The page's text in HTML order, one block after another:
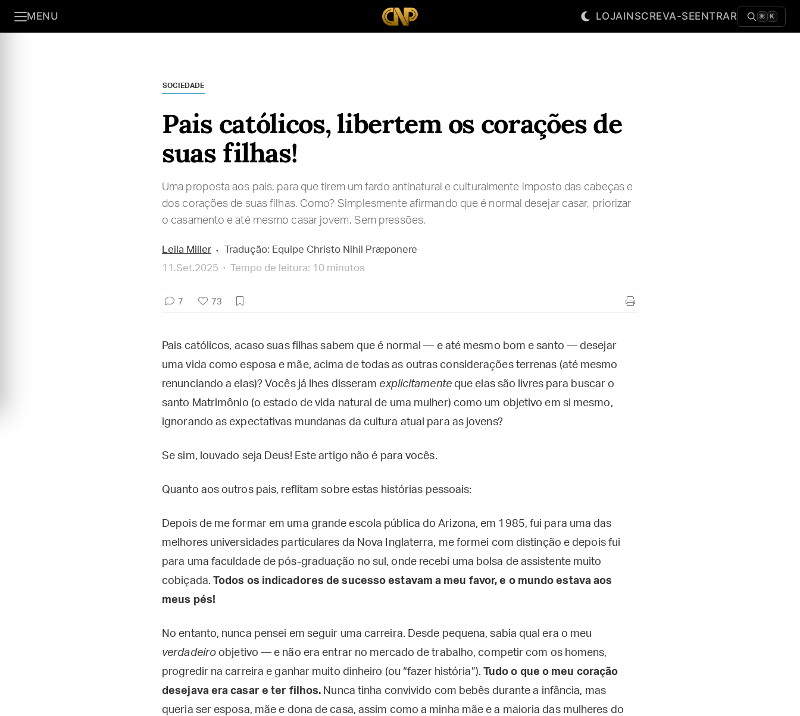
MENU LOJAINSCREVA-SEENTRAR ⌘ K
SOCIEDADE
Pais católicos, libertem os corações de
suas filhas!
Uma proposta aos pais, para que tirem um fardo antinatural e culturalmente imposto das cabeças e
dos corações de suas filhas. Como? Simplesmente afirmando que é normal desejar casar, priorizar
o casamento e até mesmo casar jovem. Sem pressões.
Leila Miller
Tradução: Equipe Christo Nihil Præponere
11.Set.2025
Tempo de leitura: 10 minutos
7 73
Pais católicos, acaso suas filhas sabem que é normal — e até mesmo bom e santo — desejar
uma vida como esposa e mãe, acima de todas as outras considerações terrenas (até mesmo
renunciando a elas)? Vocês já lhes disseram explicitamenteque elas são livres para buscar o
santo Matrimônio (o estado de vida natural de uma mulher) como um objetivo em si mesmo,
ignorando as expectativas mundanas da cultura atual para as jovens?
Se sim, louvado seja Deus! Este artigo não é para vocês.
Quanto aos outros pais, reflitam sobre estas histórias pessoais:
Depois de me formar em uma grande escola pública do Arizona, em 1985, fui para uma das
melhores universidades particulares da Nova Inglaterra, me formei com distinção e depois fui
para uma faculdade de pós-graduação no sul, onde recebi uma bolsa de assistente muito
cobiçada. Todos os indicadores de sucesso estavam a meu favor, e o mundo estava aos
meus pés!
No entanto, nunca pensei em seguir uma carreira. Desde pequena, sabia qual era o meu
verdadeiro objetivo — e não era entrar no mercado de trabalho, competir com os homens,
progredir na carreira e ganhar muito dinheiro (ou “fazer história”). Tudo o que o meu coração
desejava era casar e ter filhos. Nunca tinha convivido com bebês durante a infância, mas
queria ser esposa, mãe e dona de casa, assim como a minha mãe e a maioria das mulheres do